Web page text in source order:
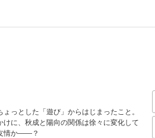
っとした「遊び」からはじまったこと。
に、秋成と陽向の関係は徐々に変化して
情か――？